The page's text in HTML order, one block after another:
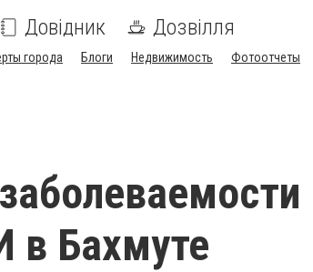
Довідник Дозвілля
города Блоги Недвижимость Фотоотчеты
в Бахмуте